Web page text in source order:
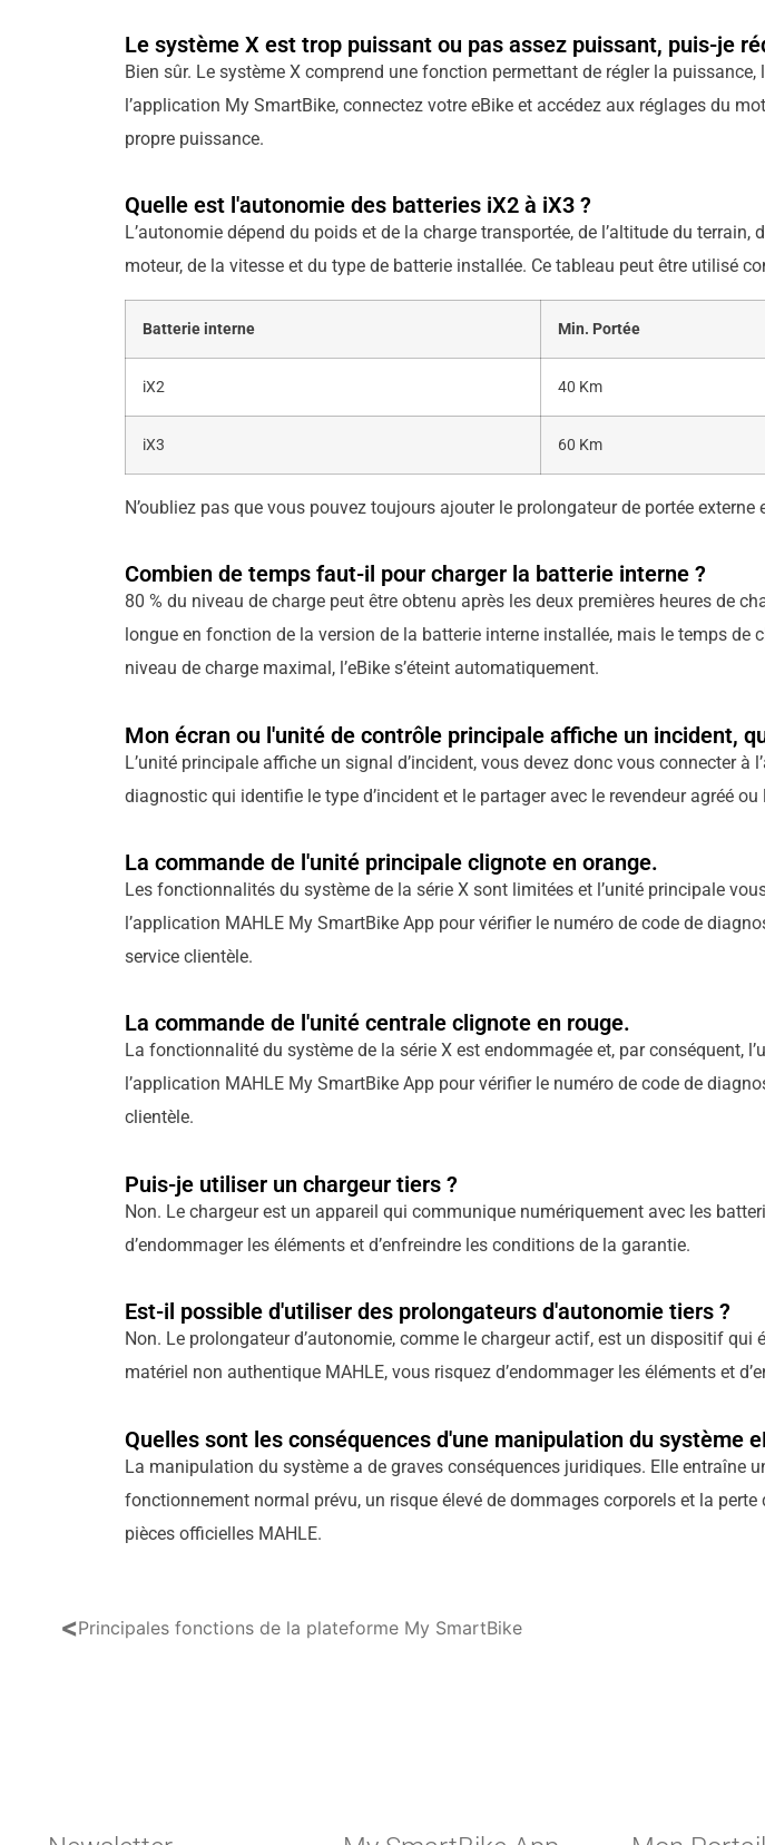
Le système X est trop puissant ou pas assez puissant, puis-je
Bien sûr. Le système X comprend une fonction permettant de régler la
l’application My SmartBike, connectez votre eBike et accédez aux réglages du
propre puissance.
Quelle est l'autonomie des batteries iX2 à iX3 ?
L’autonomie dépend du poids et de la charge transportée, de l’altitude du
moteur, de la vitesse et du type de batterie installée. Ce tableau peut être utilisé
Batterie interne Min. Portée
iX2 40 Km
iX3 60 Km
N’oubliez pas que vous pouvez toujours ajouter le prolongateur de portée
Combien de temps faut-il pour charger la batterie interne ?
80 % du niveau de charge peut être obtenu après les deux premières heures de
longue en fonction de la version de la batterie interne installée, mais le temps
niveau de charge maximal, l’eBike s’éteint automatiquement.
Mon écran ou l'unité de contrôle principale affiche un incident,
L’unité principale affiche un signal d’incident, vous devez donc vous connecter
diagnostic qui identifie le type d’incident et le partager avec le revendeur agréé ou
La commande de l'unité principale clignote en orange.
Les fonctionnalités du système de la série X sont limitées et l’unité principale
l’application MAHLE My SmartBike App pour vérifier le numéro de code de
service clientèle.
La commande de l'unité centrale clignote en rouge.
La fonctionnalité du système de la série X est endommagée et, par conséquent,
l’application MAHLE My SmartBike App pour vérifier le numéro de code de
clientèle.
Puis-je utiliser un chargeur tiers ?
Non. Le chargeur est un appareil qui communique numériquement avec les
d’endommager les éléments et d’enfreindre les conditions de la garantie.
Est-il possible d'utiliser des prolongateurs d'autonomie tiers ?
Non. Le prolongateur d’autonomie, comme le chargeur actif, est un dispositif
matériel non authentique MAHLE, vous risquez d’endommager les éléments et
Quelles sont les conséquences d'une manipulation du système
La manipulation du système a de graves conséquences juridiques. Elle entraîne
fonctionnement normal prévu, un risque élevé de dommages corporels et la
pièces officielles MAHLE.
<Principales fonctions de la plateforme My SmartBike